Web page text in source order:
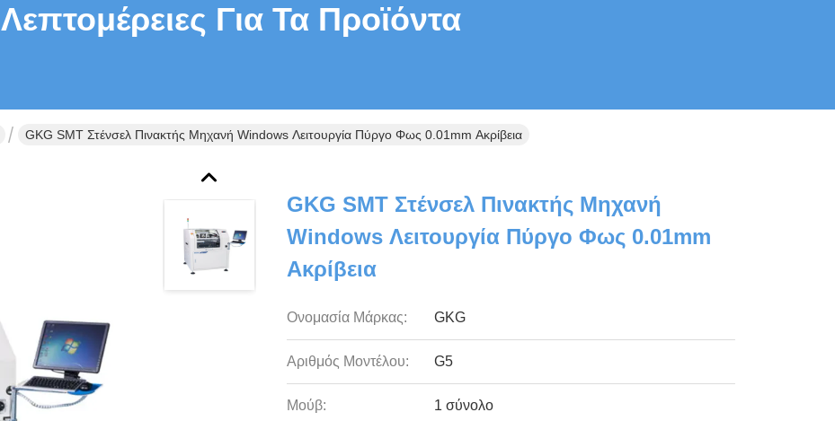
Λεπτομέρειες Για Τα Προϊόντα
GKG SMT Στένσελ Πινακτής Μηχανή Windows Λειτουργία Πύργο Φως 0.01mm Ακρίβεια
GKG SMT Στένσελ Πινακτής Μηχανή
Windows Λειτουργία Πύργο Φως 0.01mm
Ακρίβεια
Ονομασία Μάρκας: GKG
Αριθμός Μοντέλου: G5
Μούβ: 1 σύνολο